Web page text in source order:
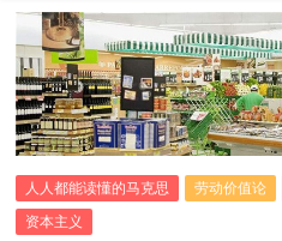
人人都能读懂的马克思 劳动价值论
资本主义